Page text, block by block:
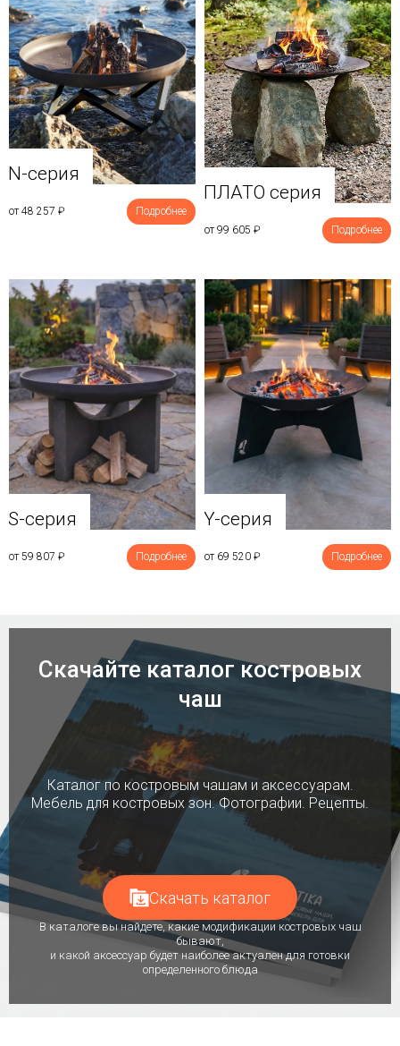
N-серия
от 48 257 ₽ Подробнее
ПЛАТО серия
от 99 605 ₽ Подробнее
S-серия
от 59 807 ₽ Подробнее
Y-серия
от 69 520 ₽ Подробнее
Скачайте каталог костровых
чаш
Каталог по костровым чашам и аксессуарам.
Мебель для костровых зон. Фотографии. Рецепты.
Скачать каталог
В каталоге вы найдете, какие модификации костровых чаш
бывают,
и какой аксессуар будет наиболее актуален для готовки
определенного блюда